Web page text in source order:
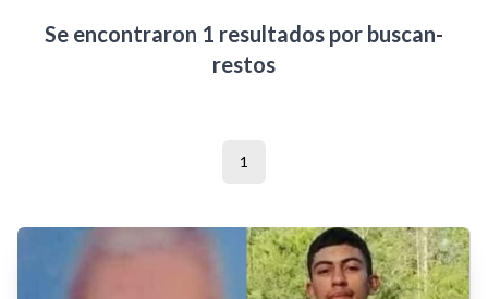
Se encontraron 1 resultados por buscan-
restos
1